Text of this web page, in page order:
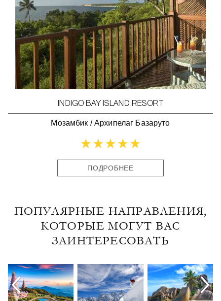
INDIGO BAY ISLAND RESORT
Мозамбик /Архипелаг Базаруто
ПОДРОБНЕЕ
ПОПУЛЯРНЫЕ НАПРАВЛЕНИЯ,
КОТОРЫЕ МОГУТ ВАС
ЗАИНТЕРЕСОВАТЬ